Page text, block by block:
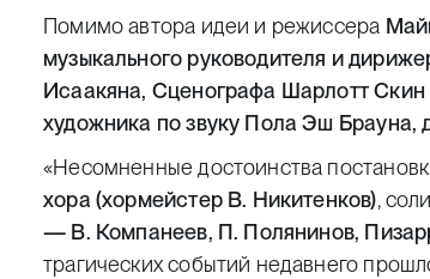
Помимо автора идеи и режиссера
музыкального руководителя и
Исаакяна, Сценографа Шарлотт
художника по звуку Пола Эш Брауна,
«Несомненные достоинства
хора (хормейстер В. Никитенков),
— В. Компанеев, П. Полянинов,
трагических событий недавнего